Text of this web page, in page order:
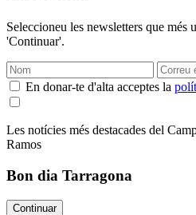
Seleccioneu les newsletters que més
'Continuar'.
En donar-te d'alta acceptes la
Les notícies més destacades del
Ramos
Bon dia Tarragona
Continuar